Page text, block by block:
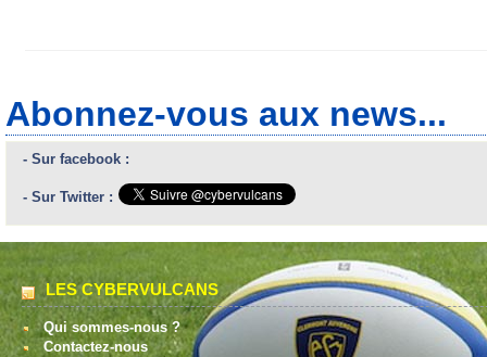
Abonnez-vous aux news...
- Sur facebook :
- Sur Twitter :
LES CYBERVULCANS
Qui sommes-nous ?
Contactez-nous